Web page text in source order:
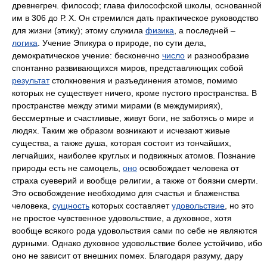
древнегреч. философ; глава философской школы, основанной
им в 306 до Р. X. Он стремился дать практическое руководство
для жизни (этику); этому служила физика , а последней –
логика . Учение Эпикура о природе, по сути дела,
демократическое учение: бесконечно число и разнообразие
спонтанно развивающихся миров, представляющих собой
результатстолкновения и разъединения атомов, помимо
которых не существует ничего, кроме пустого пространства. В
пространстве между этими мирами (в междумириях),
бессмертные и счастливые, живут боги, не заботясь о мире и
людях. Таким же образом возникают и исчезают живые
существа, а также душа, которая состоит из тончайших,
легчайших, наиболее круглых и подвижных атомов. Познание
природы есть не самоцель, оно освобождает человека от
страха суеверий и вообще религии, а также от боязни смерти.
Это освобождение необходимо для счастья и блаженства
человека, сущность которых составляетудовольствие , но это
не простое чувственное удовольствие, а духовное, хотя
вообще всякого рода удовольствия сами по себе не являются
дурными. Однако духовное удовольствие более устойчиво, ибо
оно не зависит от внешних помех. Благодаря разуму, дару